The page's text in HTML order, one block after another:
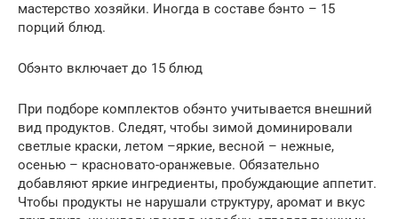
мастерство хозяйки. Иногда в составе бэнто – 15
порций блюд.
Обэнто включает до 15 блюд
При подборе комплектов обэнто учитывается внешний
вид продуктов. Следят, чтобы зимой доминировали
светлые краски, летом –яркие, весной – нежные,
осенью – красновато-оранжевые. Обязательно
добавляют яркие ингредиенты, пробуждающие аппетит.
Чтобы продукты не нарушали структуру, аромат и вкус